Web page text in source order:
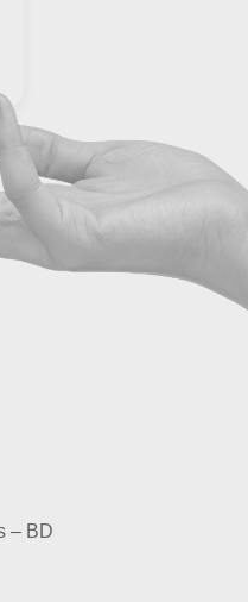
– BD